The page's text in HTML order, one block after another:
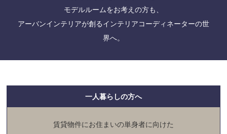
モデルルームをお考えの方も、
アーバンインテリアが創るインテリアコーディネーターの世
界へ。
一人暮らしの方へ
賃貸物件にお住まいの単身者に向けた